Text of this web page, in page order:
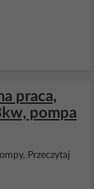
praca,
pompa
Przeczytaj